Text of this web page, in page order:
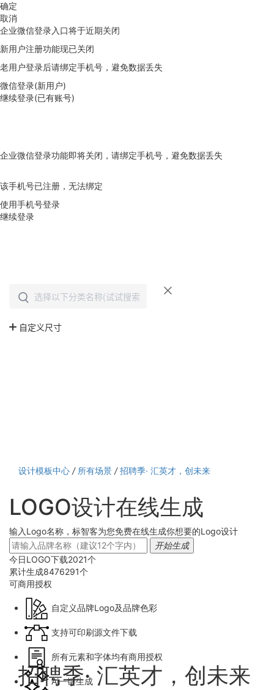
确定
取消
企业微信登录入口将于近期关闭
新用户注册功能现已关闭
老用户登录后请绑定手机号，避免数据丢失
微信登录(新用户)
继续登录(已有账号)
企业微信登录功能即将关闭，请绑定手机号，避免数据丢失
该手机号已注册，无法绑定
使用手机号登录
继续登录
设计模板中心 / 所有场景 / 招聘季· 汇英才，创未来
LOGO设计在线生成
输入Logo名称，标智客为您免费在线生成你想要的Logo设计
开始生成
今日LOGO下载2021个
累计生成8476291个
可商用授权
自定义品牌Logo及品牌色彩
支持可印刷源文件下载
所有元素和字体均有商用授权
Ai一键生成
招聘季· 汇英才，创未来